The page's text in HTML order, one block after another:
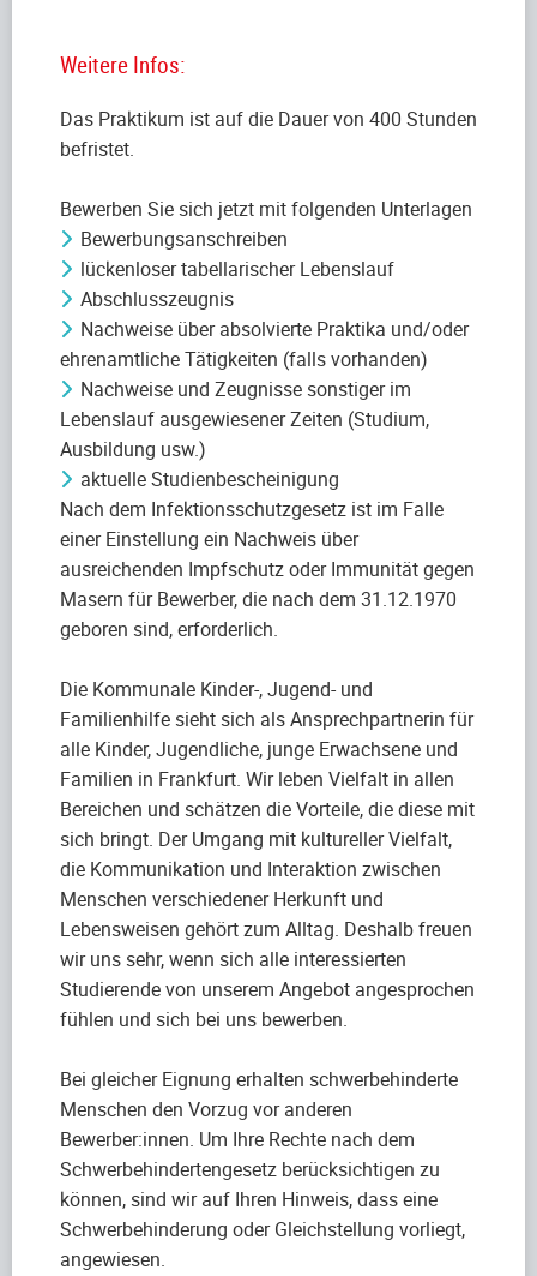
Weitere Infos:
Das Praktikum ist auf die Dauer von 400 Stunden
befristet.
Bewerben Sie sich jetzt mit folgenden Unterlagen
Bewerbungsanschreiben
lückenloser tabellarischer Lebenslauf
Abschlusszeugnis
Nachweise über absolvierte Praktika und/oder
ehrenamtliche Tätigkeiten (falls vorhanden)
Nachweise und Zeugnisse sonstiger im
Lebenslauf ausgewiesener Zeiten (Studium,
Ausbildung usw.)
aktuelle Studienbescheinigung
Nach dem Infektionsschutzgesetz ist im Falle
einer Einstellung ein Nachweis über
ausreichenden Impfschutz oder Immunität gegen
Masern für Bewerber, die nach dem 31.12.1970
geboren sind, erforderlich.
Die Kommunale Kinder-, Jugend- und
Familienhilfe sieht sich als Ansprechpartnerin für
alle Kinder, Jugendliche, junge Erwachsene und
Familien in Frankfurt. Wir leben Vielfalt in allen
Bereichen und schätzen die Vorteile, die diese mit
sich bringt. Der Umgang mit kultureller Vielfalt,
die Kommunikation und Interaktion zwischen
Menschen verschiedener Herkunft und
Lebensweisen gehört zum Alltag. Deshalb freuen
wir uns sehr, wenn sich alle interessierten
Studierende von unserem Angebot angesprochen
fühlen und sich bei uns bewerben.
Bei gleicher Eignung erhalten schwerbehinderte
Menschen den Vorzug vor anderen
Bewerber:innen. Um Ihre Rechte nach dem
Schwerbehindertengesetz berücksichtigen zu
können, sind wir auf Ihren Hinweis, dass eine
Schwerbehinderung oder Gleichstellung vorliegt,
angewiesen.